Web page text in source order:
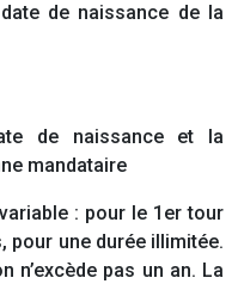
de naissance de la
de naissance et la
mandataire
: pour le 1er tour
pour une durée illimitée.
n’excède pas un an. La